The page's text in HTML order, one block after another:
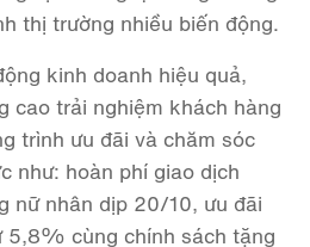
thị trường nhiều biến động.
kinh doanh hiệu quả,
cao trải nghiệm khách hàng
trình ưu đãi và chăm sóc
như: hoàn phí giao dịch
nữ nhân dịp 20/10, ưu đãi
5,8% cùng chính sách tặng